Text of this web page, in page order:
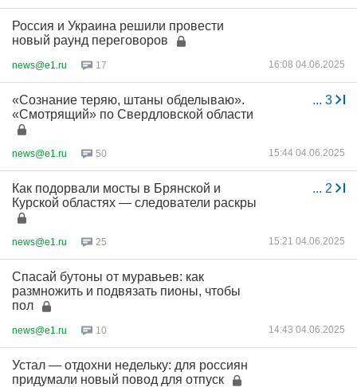
Россия и Украина решили провести
новый раунд переговоров
news@e1.ru 17 16:08 04.06.2025
... 3
«Сознание теряю, штаны обделываю».
«Смотрящий» по Свердловской области
news@e1.ru 50 15:44 04.06.2025
... 2
Как подорвали мосты в Брянской и
Курской областях — следователи раскры
news@e1.ru 25 15:21 04.06.2025
Спасай бутоны от муравьев: как
размножить и подвязать пионы, чтобы
пол
news@e1.ru 10 14:43 04.06.2025
Устал — отдохни недельку: для россиян
придумали новый повод для отпуск